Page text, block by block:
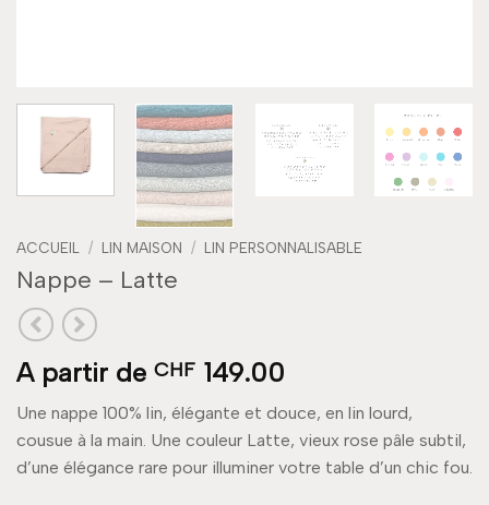
ACCUEIL / LIN MAISON / LIN PERSONNALISABLE
Nappe – Latte
A partir de CHF 149.00
Une nappe 100% lin, élégante et douce, en lin lourd,
cousue à la main. Une couleur Latte, vieux rose pâle subtil,
d’une élégance rare pour illuminer votre table d’un chic fou.